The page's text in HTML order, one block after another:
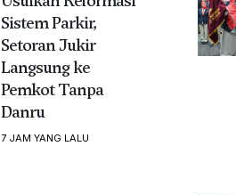
Sistem Parkir,
Setoran Jukir
Langsung ke
Pemkot Tanpa
Danru
7 JAM YANG LALU